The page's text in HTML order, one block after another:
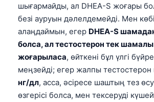
шығармайды, ал DHEA-S жоғары
безі ауруын дәлелдемейді. Мен
алаңдаймын, егер DHEA-S
болса, ал тестостерон тек шамалы
жоғарыласа, өйткені бұл үлгі
меңзейді; егер жалпы
нг/дл, асса, әсіресе шаштың тез
өзгерісі болса, мен тексеруді